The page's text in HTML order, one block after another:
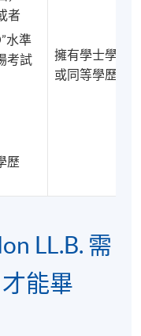
證明，以支援其
常會在每年的一月份在
者
水準
考試
歷
擁有學士學位
或同等學歷
LL.B. 需
能畢